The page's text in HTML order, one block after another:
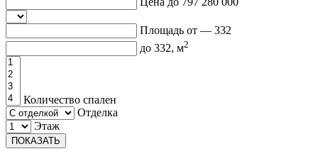
Площадь от — 332
до 332, м2
Количество спален
Отделка
Этаж
ПОКАЗАТЬ